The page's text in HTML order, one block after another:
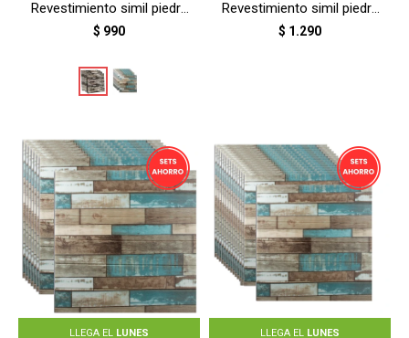
Revestimiento simil piedra
- PIEDRA ARENISCA BEIGE
$ 990
Revestimiento simil piedra
- TABLA RUSTICA
$ 1.290
LLEGA EL LUNES LLEGA EL LUNES